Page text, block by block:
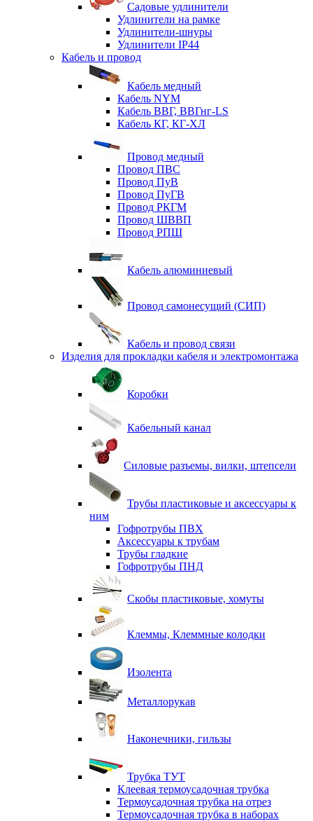
Садовые удлинители
Удлинители на рамке
Удлинители-шнуры
Удлинители IP44
Кабель и провод
Кабель медный
Кабель NYM
Кабель ВВГ, ВВГнг-LS
Кабель КГ, КГ-ХЛ
Провод медный
Провод ПВС
Провод ПуВ
Провод ПуГВ
Провод РКГМ
Провод ШВВП
Провод РПШ
Кабель алюминиевый
Провод самонесущий (СИП)
Кабель и провод связи
Изделия для прокладки кабеля и электромонтажа
Коробки
Кабельный канал
Силовые разъемы, вилки, штепсели
Трубы пластиковые и аксессуары к
ним
Гофротрубы ПВХ
Аксессуары к трубам
Трубы гладкие
Гофротрубы ПНД
Скобы пластиковые, хомуты
Клеммы, Клеммные колодки
Изолента
Металлорукав
Наконечники, гильзы
Трубка ТУТ
Клеевая термоусадочная трубка
Термоусадочная трубка на отрез
Термоусадочная трубка в наборах